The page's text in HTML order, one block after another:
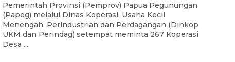
Pemerintah Provinsi (Pemprov) Papua Pegunungan
(Papeg) melalui Dinas Koperasi, Usaha Kecil
Menengah, Perindustrian dan Perdagangan (Dinkop
UKM dan Perindag) setempat meminta 267 Koperasi
Desa ...